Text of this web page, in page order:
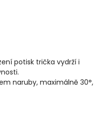
potisk trička vydrží i
naruby, maximálně 30°,